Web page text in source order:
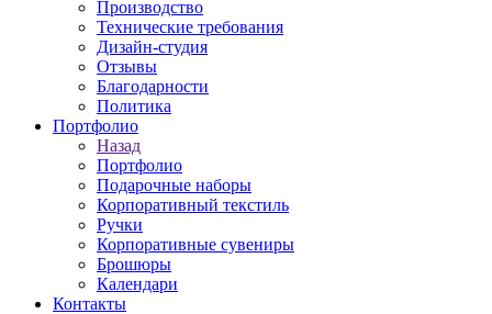
Производство
Технические требования
Дизайн-студия
Отзывы
Благодарности
Политика
Портфолио
Назад
Портфолио
Подарочные наборы
Корпоративный текстиль
Ручки
Корпоративные сувениры
Брошюры
Календари
Контакты